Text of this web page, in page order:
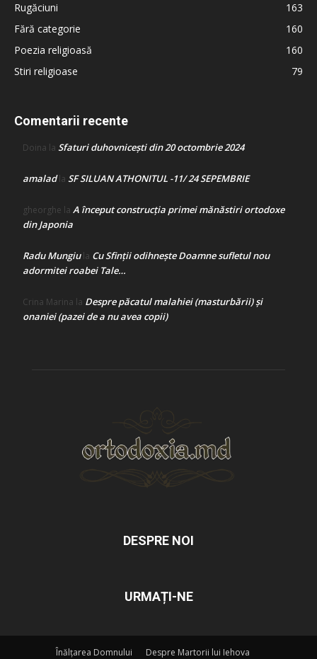
Rugăciuni
163
Fără categorie
160
Poezia religioasă
160
Stiri religioase
79
Comentarii recente
Doina la Sfaturi duhovnicești din 20 octombrie 2024
amaladla SF SILUAN ATHONITUL -11/ 24 SEPEMBRIE
gheorghe la A început construcţia primei mănăstiri ortodoxe
din Japonia
Radu Mungiula Cu Sfinții odihnește Doamne sufletul nou
adormitei roabei Tale…
Crina Marina la Despre păcatul malahiei (masturbării) şi
onaniei (pazei de a nu avea copii)
DESPRE NOI
URMAȚI-NE
Înălțarea Domnului Despre Martorii lui Iehova